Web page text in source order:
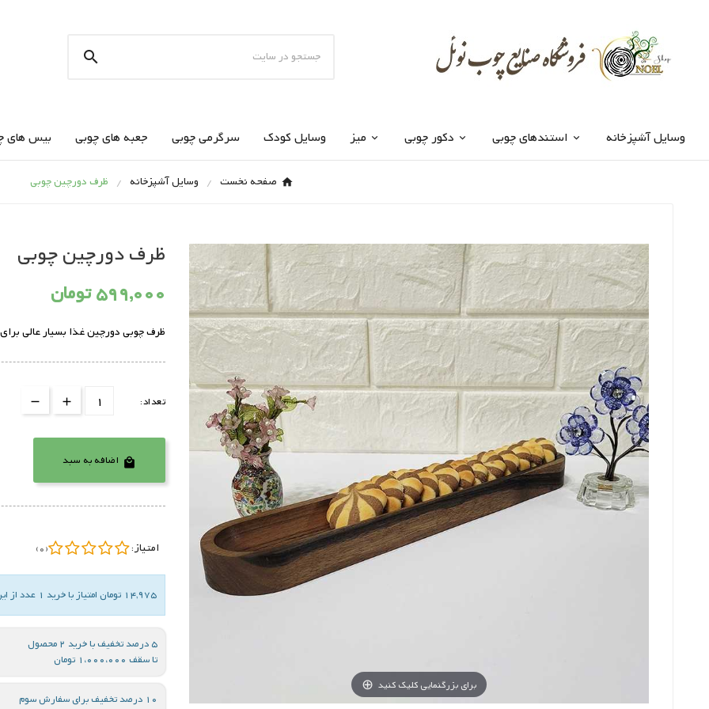

وسایل آشپزخانه استندهای چوبی دکور چوبی میز وسایل کودک سرگرمی چوبی جعبه های چوبی بیس های
صفحه نخست وسایل آشپزخانه ظرف دورچین چوبی
برای بزرگنمایی کلیک کنید
ظرف دورچین چوبی
599,000 تومان
ظرف چوبی دورچین غذا بسیار عالی
تعداد:
 اضافه به سبد
امتیاز: (0)
14,975 تومان امتیاز با خرید 1 عدد از این کالا
5 درصد تخفیف با خرید 2 محصول
تا سقف 1،000،000 تومان
10 درصد تخفیف برای سفارش سوم